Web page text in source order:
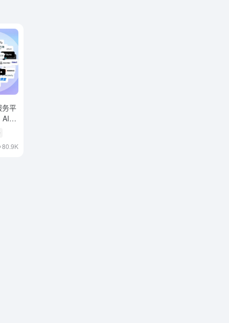
务平
AI封
80.9K